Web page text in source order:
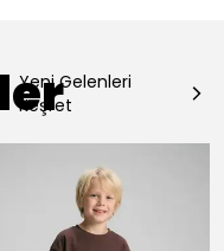
Yeni Gelenleri
Keşfet